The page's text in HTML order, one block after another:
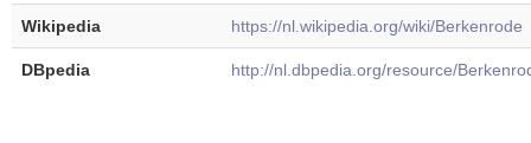
Wikipedia https://nl.wikipedia.org/wiki/Berkenrode
DBpedia http://nl.dbpedia.org/resource/